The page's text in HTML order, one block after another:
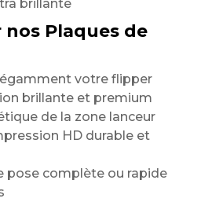
brillante
Plaques de
votre flipper
brillante et premium
de la zone lanceur
HD durable et
pose complète ou rapide